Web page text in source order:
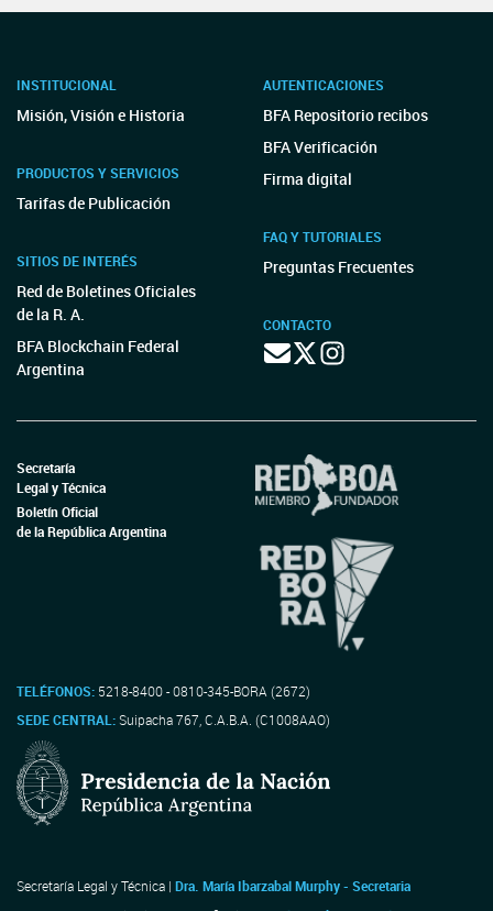
INSTITUCIONAL
Misión, Visión e Historia
PRODUCTOS Y SERVICIOS
Tarifas de Publicación
SITIOS DE INTERÉS
Red de Boletines Oficiales
de la R. A.
BFA Blockchain Federal
Argentina
AUTENTICACIONES
BFA Repositorio recibos
BFA Verificación
Firma digital
FAQ Y TUTORIALES
Preguntas Frecuentes
CONTACTO
Secretaría
Legal y Técnica
Boletín Oficial
de la República Argentina
TELÉFONOS: 5218-8400 - 0810-345-BORA (2672)
SEDE CENTRAL:Suipacha 767, C.A.B.A. (C1008AAO)
Secretaría Legal y Técnica | Dra. María Ibarzabal Murphy - Secretaria